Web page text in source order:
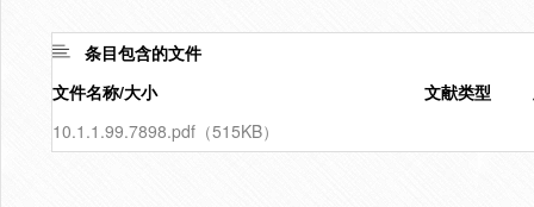
条目包含的文件
文件名称/大小
文献类型
10.1.1.99.7898.pdf（515KB）